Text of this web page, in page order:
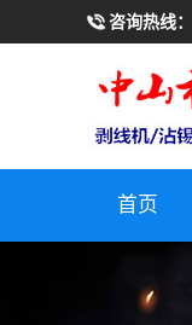
咨询热线：
首页